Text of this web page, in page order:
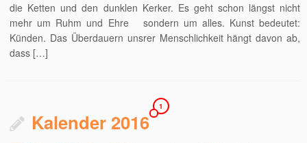
die Ketten und den dunklen Kerker. Es geht schon längst nicht
mehr um Ruhm und Ehre sondern um alles. Kunst bedeutet:
Künden. Das Überdauern unsrer Menschlichkeit hängt davon ab,
dass […]
Kalender 2016
1